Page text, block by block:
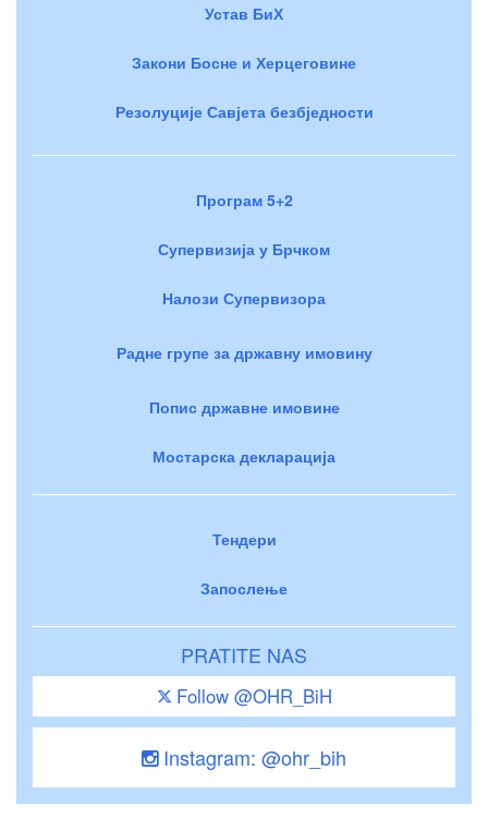
Устав БиХ
Закони Босне и Херцеговине
Резолуције Савјета безбједности
Програм 5+2
Супервизија у Брчком
Налози Супервизора
Радне групе за државну имовину
Попис државне имовине
Мостарска декларација
Тендери
Запослење
PRATITE NAS
Follow @OHR_BiH
Instagram: @ohr_bih